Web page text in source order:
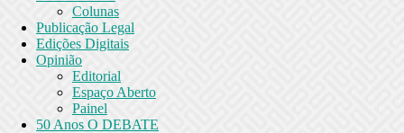
Colunas
Publicação Legal
Edições Digitais
Opinião
Editorial
Espaço Aberto
Painel
50 Anos O DEBATE